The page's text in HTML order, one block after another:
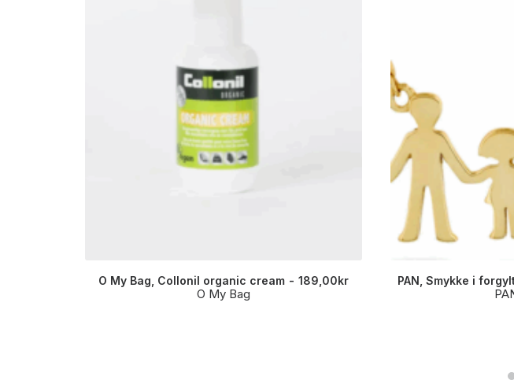
O My Bag, Collonil organic cream 189,00kr
O My Bag
PAN, Smykke i